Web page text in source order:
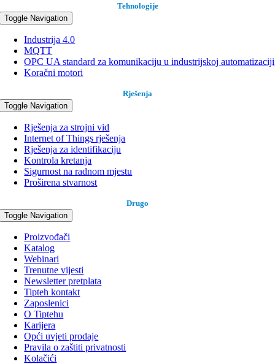
Tehnologije
Toggle Navigation
Industrija 4.0
MQTT
OPC UA standard za komunikaciju u industrijskoj automatizaciji
Koračni motori
Rješenja
Toggle Navigation
Rješenja za strojni vid
Internet of Things rješenja
Rješenja za identifikaciju
Kontrola kretanja
Sigurnost na radnom mjestu
Proširena stvarnost
Drugo
Toggle Navigation
Proizvođači
Katalog
Webinari
Trenutne vijesti
Newsletter pretplata
Tipteh kontakt
Zaposlenici
O Tiptehu
Karijera
Opći uvjeti prodaje
Pravila o zaštiti privatnosti
Kolačići